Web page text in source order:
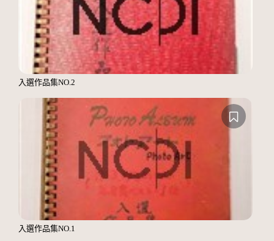
入選作品集NO.2
入選作品集NO.1